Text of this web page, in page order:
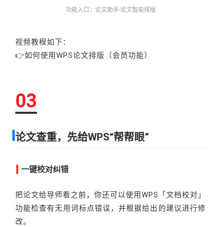
功能入口：论文助手-论文智能排版
视频教程如下：
👉如何使用WPS论文排版（会员功能）
03
论文查重，先给WPS“帮帮眼”
一键校对纠错
把论文给导师看之前，你还可以使用WPS「文档校对」
功能检查有无用词标点错误，并根据给出的建议进行修
改。